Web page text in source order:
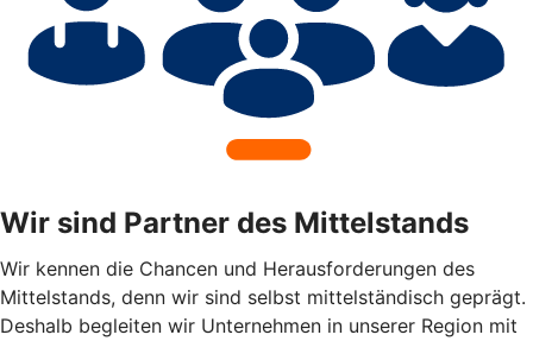
Wir sind Partner des Mittelstands
Wir kennen die Chancen und Herausforderungen des
Mittelstands, denn wir sind selbst mittelständisch geprägt.
Deshalb begleiten wir Unternehmen in unserer Region mit